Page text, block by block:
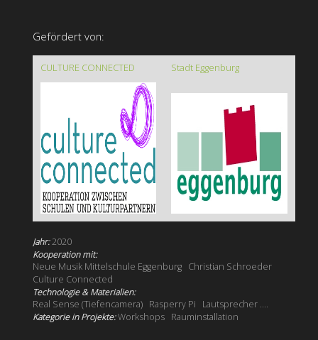
Gefördert von:
CULTURE CONNECTED Stadt Eggenburg
Jahr:2020
Kooperation mit:
Neue Musik Mittelschule Eggenburg Christian Schroeder
Culture Connected
Technologie & Materialien:
Real Sense (Tiefencamera) Rasperry Pi
Lautsprecher ....
Kategorie in Projekte:Workshops Rauminstallation